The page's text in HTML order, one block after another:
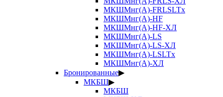
МКШМнг(А)-FRLSLTx
МКШМнг(А)-HF
МКШМнг(А)-HF-ХЛ
МКШМнг(А)-LS
МКШМнг(А)-LS-ХЛ
МКШМнг(А)-LSLTx
МКШМнг(А)-ХЛ
Бронированные▶
МКБШ▶
МКБШ